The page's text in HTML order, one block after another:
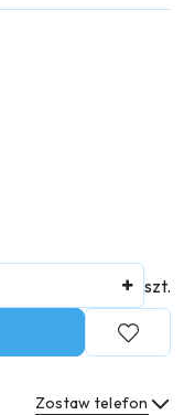
szt.
Zostaw telefon